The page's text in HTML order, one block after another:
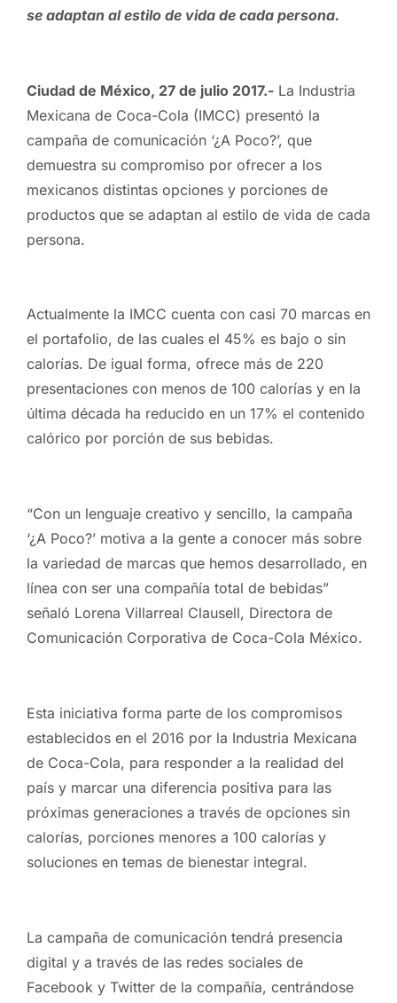
se adaptan al estilo de vida de cada persona.
Ciudad de México, 27 de julio 2017.- La Industria
Mexicana de Coca-Cola (IMCC) presentó la
campaña de comunicación ‘¿A Poco?’, que
demuestra su compromiso por ofrecer a los
mexicanos distintas opciones y porciones de
productos que se adaptan al estilo de vida de cada
persona.
Actualmente la IMCC cuenta con casi 70 marcas en
el portafolio, de las cuales el 45% es bajo o sin
calorías. De igual forma, ofrece más de 220
presentaciones con menos de 100 calorías y en la
última década ha reducido en un 17% el contenido
calórico por porción de sus bebidas.
“Con un lenguaje creativo y sencillo, la campaña
‘¿A Poco?’ motiva a la gente a conocer más sobre
la variedad de marcas que hemos desarrollado, en
línea con ser una compañía total de bebidas”
señaló Lorena Villarreal Clausell, Directora de
Comunicación Corporativa de Coca-Cola México.
Esta iniciativa forma parte de los compromisos
establecidos en el 2016 por la Industria Mexicana
de Coca-Cola, para responder a la realidad del
país y marcar una diferencia positiva para las
próximas generaciones a través de opciones sin
calorías, porciones menores a 100 calorías y
soluciones en temas de bienestar integral.
La campaña de comunicación tendrá presencia
digital y a través de las redes sociales de
Facebook y Twitter de la compañía, centrándose